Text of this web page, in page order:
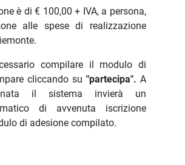
è di € 100,00 + IVA, a persona,
alle spese di realizzazione
compilare il modulo di
cliccando su "partecipa". A
il sistema invierà un
di avvenuta iscrizione
di adesione compilato.